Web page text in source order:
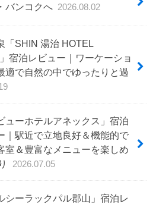
バンコクへ 2026.08.02
「SHIN 湯治 HOTEL
宿泊レビュー｜ワーケーショ
適で自然の中でゆったりと過
ューホテルアネックス」宿泊
｜駅近で立地良好＆機能的で
室＆豊富なメニューを楽しめ
2026.07.05
シーラックパル郡山」宿泊レ